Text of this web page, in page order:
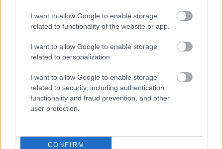
I want to allow Google to enable storage
related to functionality of the website or app.
I want to allow Google to enable storage
related to personalization.
I want to allow Google to enable storage
related to security, including authentication
functionality and fraud prevention, and other
user protection.
CONFIRM
Email
A hívás, ami mindent megfordított: egy
igazság, amire nem számítottam